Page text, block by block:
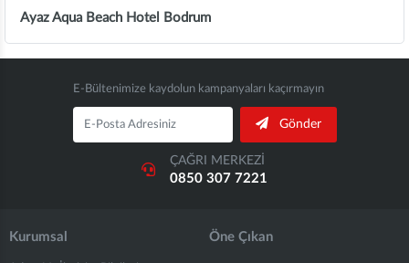
Ayaz Aqua Beach Hotel Bodrum
E-Bültenimize kaydolun kampanyaları kaçırmayın
Gönder
ÇAĞRI MERKEZİ
0850 307 7221
Kurumsal Öne Çıkan